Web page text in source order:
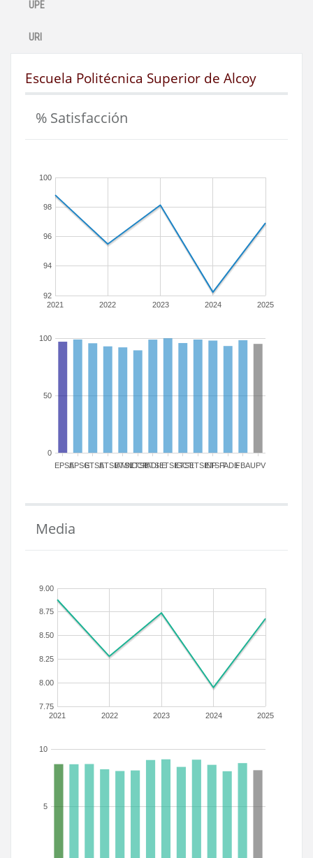
UPE
URI
Escuela Politécnica Superior de Alcoy
% Satisfacción
2021 2022 2023 2024 2025
92
94
96
98
100
EPSAEPSGETSAETSIAMN
ETSICCP
ETSIADI
ETSIEETSIGCT
ETSIIETSINFETSITFADEFBAUPV
0
50
100
Media
2021 2022 2023 2024 2025
7.75
8.00
8.25
8.50
8.75
9.00
5
10